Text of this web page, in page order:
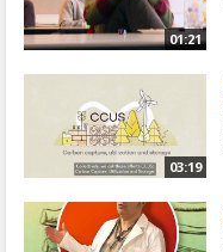
01:21
03:19